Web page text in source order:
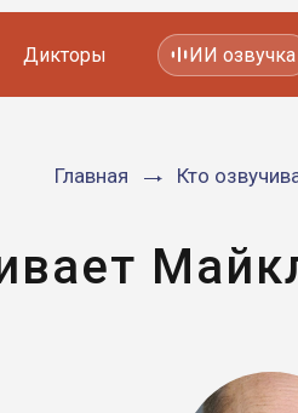
Мультфильмов
Дикторы ИИ озвучка
Главная Кто